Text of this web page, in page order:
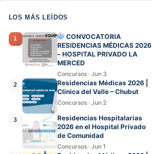
LOS MÁS LEÍDOS
1
CONVOCATORIA
RESIDENCIAS MÉDICAS 2026
– HOSPITAL PRIVADO LA
MERCED
Concursos · Jun 3
2
Residencias Médicas 2026 |
Clínica del Valle – Chubut
Concursos · Jun 2
3
Residencias Hospitalarias
2026 en el Hospital Privado
de Comunidad
Concursos · Jun 1